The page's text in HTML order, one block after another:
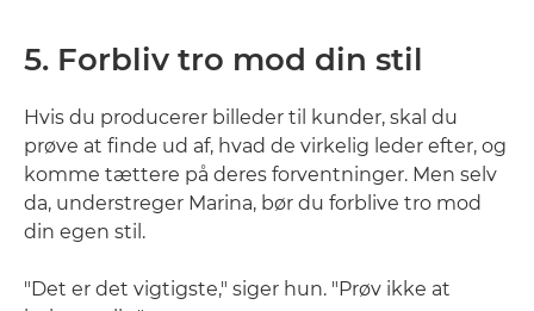
5. Forbliv tro mod din stil
Hvis du producerer billeder til kunder, skal du
prøve at finde ud af, hvad de virkelig leder efter, og
komme tættere på deres forventninger. Men selv
da, understreger Marina, bør du forblive tro mod
din egen stil.
"Det er det vigtigste," siger hun. "Prøv ikke at